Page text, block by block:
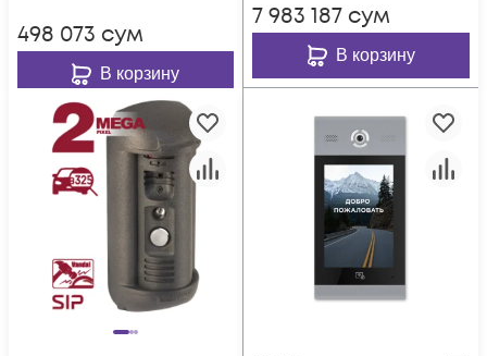
498 073 сум
В корзину
7 983 187 сум
В корзину